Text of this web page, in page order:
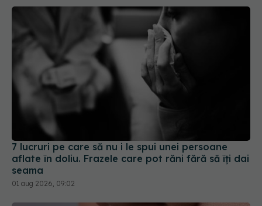
7 lucruri pe care să nu i le spui unei persoane
aflate în doliu. Frazele care pot răni fără să îți dai
seama
01 aug 2026, 09:02